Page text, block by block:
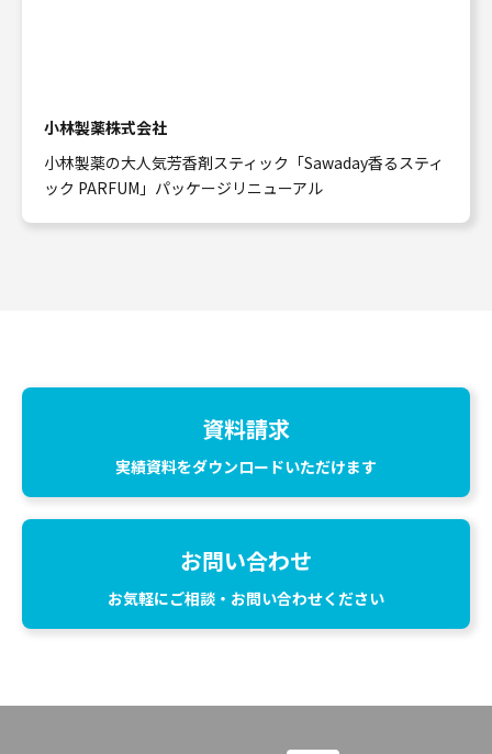
小林製薬株式会社
小林製薬の大人気芳香剤スティック「Sawaday香るスティ
ック PARFUM」パッケージリニューアル
資料請求
実績資料をダウンロードいただけます
お問い合わせ
お気軽にご相談・お問い合わせください